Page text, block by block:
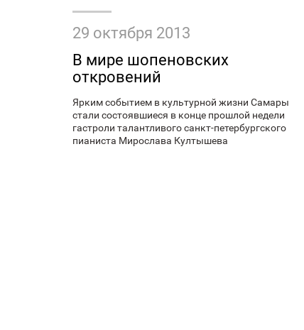
29 октября 2013
В мире шопеновских
откровений
Ярким событием в культурной жизни Самары
стали состоявшиеся в конце прошлой недели
гастроли талантливого санкт-петербургского
пианиста Мирослава Култышева